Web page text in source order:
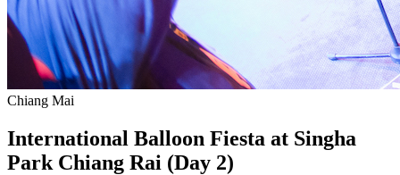
Chiang Mai
International Balloon Fiesta at Singha
Park Chiang Rai (Day 2)